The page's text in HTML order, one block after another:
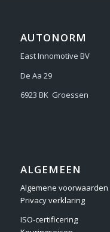
AUTONORM
East Innomotive BV
De Aa 29
6923 BK Groessen
ALGEMEEN
Algemene voorwaarden
Privacy verklaring
ISO-certificering